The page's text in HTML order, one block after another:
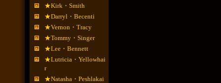
★Kirk・Smith
★Darryl・Becenti
★Vernon・Tracy
★Tommy・Singer
★Lee・Bennett
★Lutricia・Yellowhai
r
★Natasha・Peshlakai